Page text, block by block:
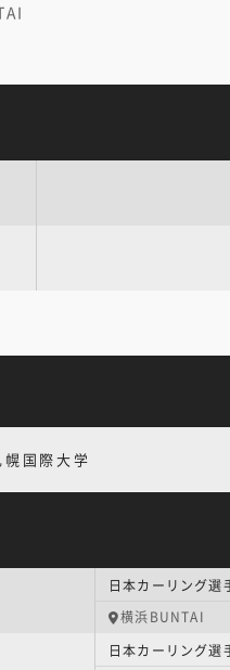
幌国際大学
日本カーリング
横浜BUNTAI
日本カーリング